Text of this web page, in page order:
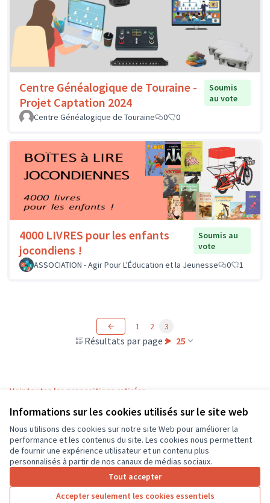
Informations sur les cookies utilisés sur le site web
Nous utilisons des cookies sur notre site Web pour améliorer la
performance et les contenus du site. Les cookies nous permettent
de fournir une expérience utilisateur et un contenu plus
personnalisés à partir de nos canaux de médias sociaux.
Tout accepter
Accepter seulement les cookies essentiels
Centre Généalogique de Touraine -
Projet Captation 2024
Soumis
au vote
Centre Généalogique de Touraine
0 0
4000 LIVRES pour les enfants
jocondiens !
Soumis au
vote
ASSOCIATION - Agir Pour L'Éducation et la Jeunesse
0 1
Résultats par page : 25
1 2 3
Voir toutes les propositions retirées
Conditions d'utilisation
Paramètres des cookies
CD37 sur X
(Lien externe)
CD37 sur Facebook
CD37 sur Instagram
CD37 sur YouTube
(Lien externe)